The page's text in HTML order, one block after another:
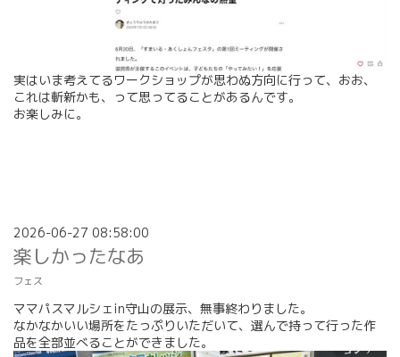
実はいま考えてるワークショップが思わぬ方向に行って、おお、
これは斬新かも、って思ってることがあるんです。
お楽しみに。
2026-06-27 08:58:00
楽しかったなあ
フェス
ママパスマルシェin守山の展示、無事終わりました。
なかなかいい場所をたっぷりいただいて、選んで持って行った作
品を全部並べることができました。